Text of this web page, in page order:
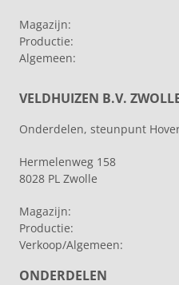
Magazijn:
Productie:
Algemeen:
VELDHUIZEN B.V.
Onderdelen, steunpunt
Hermelenweg 158
8028 PL Zwolle
Magazijn:
Productie:
Verkoop/Algemeen:
ONDERDELEN